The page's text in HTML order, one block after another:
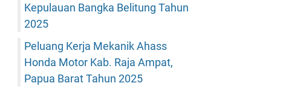
Kepulauan Bangka Belitung Tahun
2025
Peluang Kerja Mekanik Ahass
Honda Motor Kab. Raja Ampat,
Papua Barat Tahun 2025